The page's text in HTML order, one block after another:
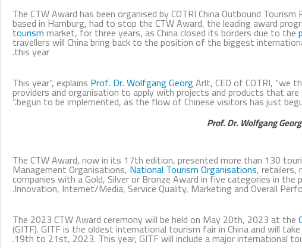
The CTW Award has been organised by COTRI China
based in Hamburg, had to stop the CTW Award, the leading
tourismmarket, for three years, as China closed its borders
travellers will China bring back to the position of the biggest
this year.
Prof. Dr. Wolfgang GeorgArlt, CEO of
providers and organisation to apply with projects and
begun to be implemented, as the flow of Chinese visitors
Prof. Dr.
The CTW Award, now in its 17th edition, presented more
Management Organisations,National Tourism Organisations,
companies with a Gold, Silver or Bronze Award in five
Innovation, Internet/Media, Service Quality, Marketing and
The 2023 CTW Award ceremony will be held on May 20th,
(GITF). GITF is the oldest international tourism fair in China
19th to 21st, 2023. This year, GITF will include a major
East